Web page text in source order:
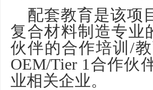
配套教育是该项
复合材料制造专业
伙伴的合作培训/
OEM/Tier 1合作伙
业相关企业。